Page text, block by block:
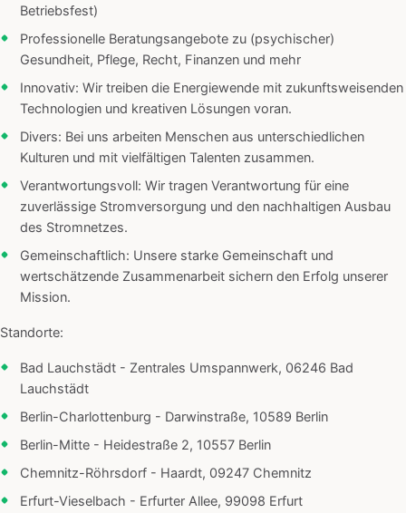
Betriebsfest)
Professionelle Beratungsangebote zu (psychischer)
Gesundheit, Pflege, Recht, Finanzen und mehr
Innovativ: Wir treiben die Energiewende mit zukunftsweisenden
Technologien und kreativen Lösungen voran.
Divers: Bei uns arbeiten Menschen aus unterschiedlichen
Kulturen und mit vielfältigen Talenten zusammen.
Verantwortungsvoll: Wir tragen Verantwortung für eine
zuverlässige Stromversorgung und den nachhaltigen Ausbau
des Stromnetzes.
Gemeinschaftlich: Unsere starke Gemeinschaft und
wertschätzende Zusammenarbeit sichern den Erfolg unserer
Mission.
Standorte:
Bad Lauchstädt - Zentrales Umspannwerk, 06246 Bad
Lauchstädt
Berlin-Charlottenburg - Darwinstraße, 10589 Berlin
Berlin-Mitte - Heidestraße 2, 10557 Berlin
Chemnitz-Röhrsdorf - Haardt, 09247 Chemnitz
Erfurt-Vieselbach - Erfurter Allee, 99098 Erfurt